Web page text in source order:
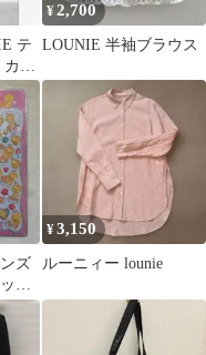
テ
カー
¥2,700
LOUNIE 半袖ブラウス
ズ
カ
¥3,150
ルーニィー lounie